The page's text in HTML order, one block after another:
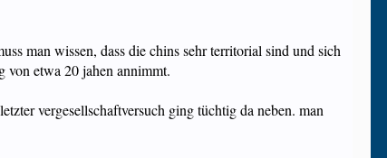
man wissen, dass die chins sehr territorial sind und sich
von etwa 20 jahen annimmt.
vergesellschaftversuch ging tüchtig da neben. man